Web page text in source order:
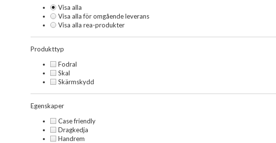
Visa alla
Visa alla för omgående leverans
Visa alla rea-produkter
Produkttyp
Fodral
Skal
Skärmskydd
Egenskaper
Case friendly
Dragkedja
Handrem